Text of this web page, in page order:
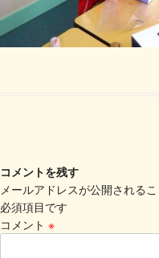
コメントを残す
メールアドレスが公開されるこ
必須項目です
コメント ※